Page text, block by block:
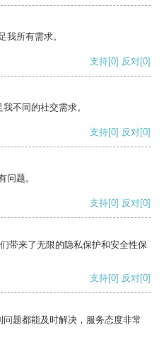
我所有需求。
支持[0] 反对[0]
不同的社交需求。
支持[0] 反对[0]
问题。
支持[0] 反对[0]
带来了无限的隐私保护和安全性保
支持[0] 反对[0]
题都能及时解决，服务态度非常